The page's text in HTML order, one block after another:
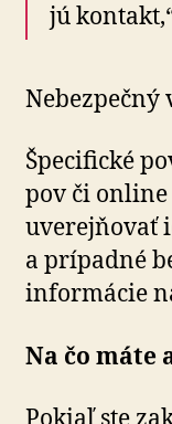
jú
Špecifické
pov či
uverejňovať
a prípadné
informácie
Na čo máte